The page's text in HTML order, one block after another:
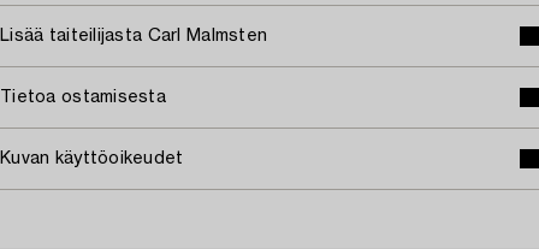
Lisää taiteilijasta Carl Malmsten
Tietoa ostamisesta
Kuvan käyttöoikeudet